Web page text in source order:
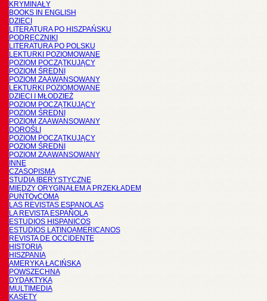
KRYMINAŁY
BOOKS IN ENGLISH
DZIECI
LITERATURA PO HISZPAŃSKU
PODRĘCZNIKI
LITERATURA PO POLSKU
LEKTURKI POZIOMOWANE
POZIOM POCZĄTKUJĄCY
POZIOM ŚREDNI
POZIOM ZAAWANSOWANY
LEKTURKI POZIOMOWANE
DZIECI I MŁODZIEŻ
POZIOM POCZĄTKUJĄCY
POZIOM ŚREDNI
POZIOM ZAAWANSOWANY
DOROŚLI
POZIOM POCZĄTKUJĄCY
POZIOM ŚREDNI
POZIOM ZAAWANSOWANY
INNE
CZASOPISMA
STUDIA IBERYSTYCZNE
MIĘDZY ORYGINAŁEM A PRZEKŁADEM
PUNTOyCOMA
LAS REVISTAS ESPANOLAS
LA REVISTA ESPAÑOLA
ESTUDIOS HISPANICOS
ESTUDIOS LATINOAMERICANOS
REVISTA DE OCCIDENTE
HISTORIA
HISZPANIA
AMERYKA ŁACIŃSKA
POWSZECHNA
DYDAKTYKA
MULTIMEDIA
KASETY